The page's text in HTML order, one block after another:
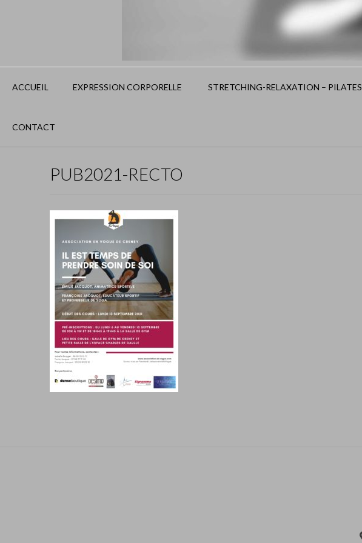
ACCUEIL EXPRESSION CORPORELLE STRETCHING-RELAXATION – PILATES
CONTACT
PUB2021-RECTO